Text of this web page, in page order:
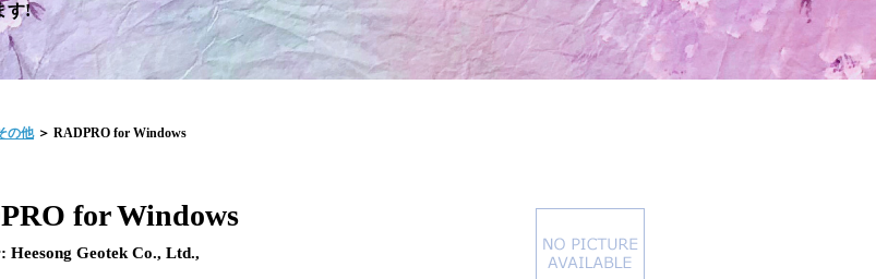
す!
の他＞ RADPRO for Windows
for Windows
Heesong Geotek Co., Ltd.,